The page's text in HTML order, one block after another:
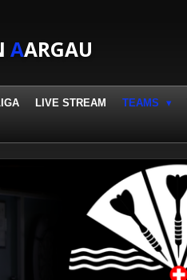
AARGAU
LIVE STREAM TEAMS